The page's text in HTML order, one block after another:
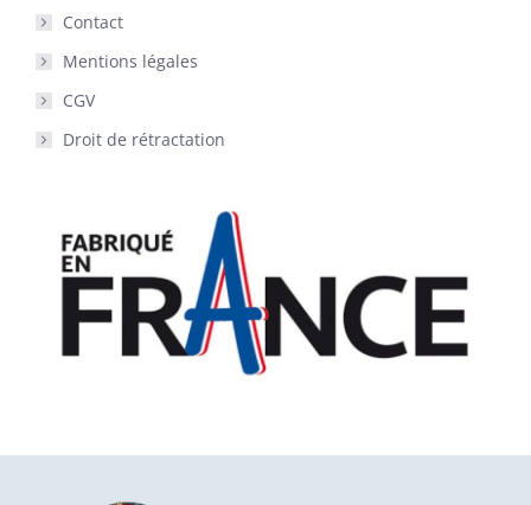
Contact
Mentions légales
CGV
Droit de rétractation